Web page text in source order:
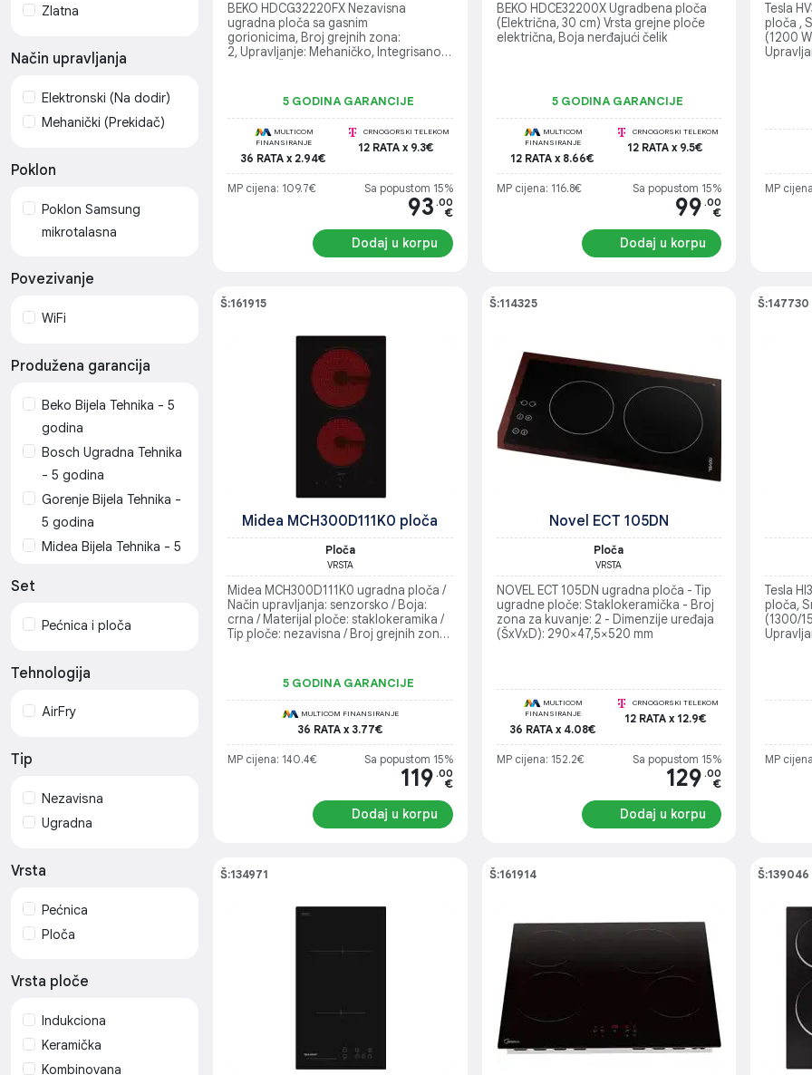
Zlatna
Način upravljanja
Elektronski (Na dodir)
Mehanički (Prekidač)
Poklon
Poklon Samsung
mikrotalasna
Povezivanje
WiFi
Produžena garancija
Beko Bijela Tehnika - 5
godina
Bosch Ugradna Tehnika
- 5 godina
Gorenje Bijela Tehnika -
5 godina
Midea Bijela Tehnika - 5
godina
- 5 godina
godina
Set
Pećnica i ploča
Tehnologija
AirFry
Tip
Nezavisna
Ugradna
Vrsta
Pećnica
Ploča
Vrsta ploče
Indukciona
Keramička
Kombinovana
BEKO HDCG32220FX Nezavisna
ugradna ploča sa gasnim
gorionicima, Broj grejnih zona:
2, Upravljanje: Mehaničko, Integrisano
5 GODINA GARANCIJE
MULTICOM
FINANSIRANJE
36 RATA x 2.94€
CRNOGORSKI TELEKOM
12 RATA x 9.3€
MP cijena: 109.7€ Sa popustom 15%
93 .00
€
Dodaj u korpu
BEKO HDCE32200X Ugradbena ploča
(Električna, 30 cm) Vrsta grejne ploče
električna, Boja nerđajući čelik
5 GODINA GARANCIJE
MULTICOM
FINANSIRANJE
12 RATA x 8.66€
CRNOGORSKI TELEKOM
12 RATA x 9.5€
MP cijena: 116.8€ Sa popustom 15%
99 .00
€
Dodaj u korpu
Tesla
ploča ,
(1200
MP
Š:161915
Midea MCH300D111K0 ploča
Ploča
VRSTA
Midea MCH300D111K0 ugradna ploča /
Način upravljanja: senzorsko / Boja:
crna / Materijal ploče: staklokeramika /
Tip ploče: nezavisna / Broj grejnih zona:
5 GODINA GARANCIJE
MULTICOM FINANSIRANJE
36 RATA x 3.77€
MP cijena: 140.4€ Sa popustom 15%
119 .00
€
Dodaj u korpu
Š:114325
Novel ECT 105DN
Ploča
VRSTA
NOVEL ECT 105DN ugradna ploča - Tip
ugradne ploče: Staklokeramička - Broj
zona za kuvanje: 2 - Dimenzije uređaja
(ŠxVxD): 290×47,5×520 mm
MULTICOM
FINANSIRANJE
36 RATA x 4.08€
CRNOGORSKI TELEKOM
12 RATA x 12.9€
MP cijena: 152.2€ Sa popustom 15%
129 .00
€
Dodaj u korpu
Š:147730
Tesla
ploča,
(1300/
djecu,
MP
Š:134971 Š:161914 Š:139046